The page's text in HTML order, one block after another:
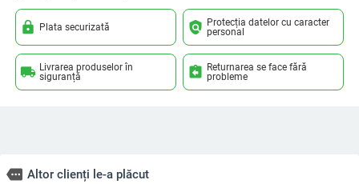
lock Plata securizată policy Protecția datelor cu caracter
personal
local_shipping Livrarea produselor în
siguranță
assignment_return Returnarea se face fără
probleme
more Altor clienți le-a plăcut